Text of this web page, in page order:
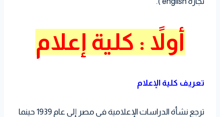
أولاً : كلية إعلام
تعريف كلية الإعلام
ترجع نشأة الدراسات الإعلامية في مصر إلى عام 1939 حينما